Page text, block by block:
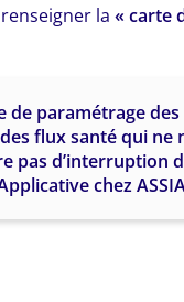
la « carte
de paramétrage
flux santé qui ne
pas d’interruption
chez